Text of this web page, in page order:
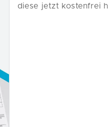
diese jetzt kostenfrei